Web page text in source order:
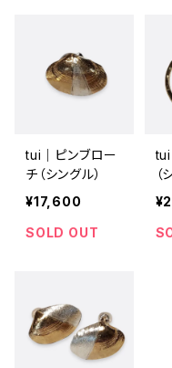
tui｜ピンブロー
チ（シングル）
¥17,600
SOLD OUT
tui
（